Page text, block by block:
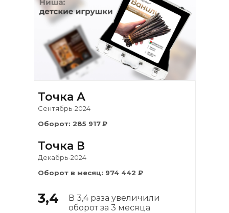
В 3,4 раза увеличили
оборот за 3 месяца
3,4
Декабрь-2024
Оборот в месяц: 974 442 ₽
Сентябрь-2024
Оборот: 285 917₽
Точка В
Точка А